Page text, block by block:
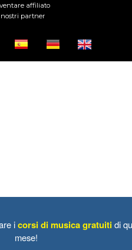
affiliato
nostri partner
icorsi di musica gratuiti di
mese!